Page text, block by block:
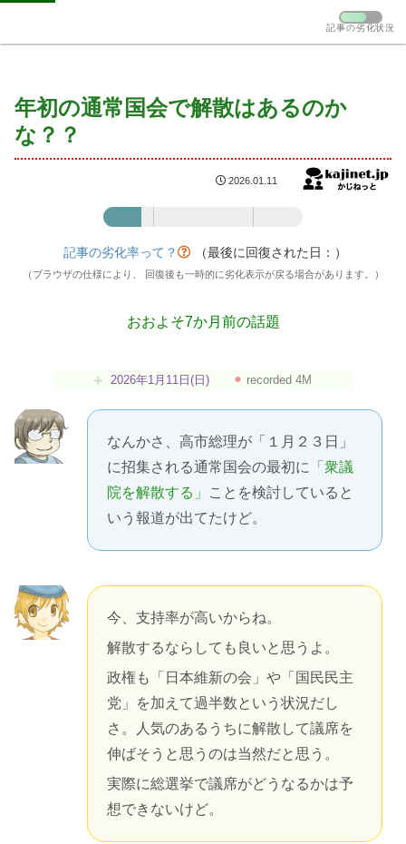
年初の通常国会で解散はあるのか
な？？
2026.01.11
記事の劣化率って？ （最後に回復された日： ）
（ブラウザの仕様により、 回復後も一時的に劣化表示が戻る場合があります。）
おおよそ7か月前の話題
2026年1月11日(日)⚫︎ recorded 4M
なんかさ、高市総理が「１月２３日」
に招集される通常国会の最初に
「衆議
院を解散する」
ことを検討していると
いう報道が出てたけど。
今、支持率が高いからね。
解散するならしても良いと思うよ。
政権も「日本維新の会」や「国民民主
党」を加えて過半数という状況だし
さ。人気のあるうちに解散して議席を
伸ばそうと思うのは当然だと思う。
実際に総選挙で議席がどうなるかは予
想できないけど。
記事の劣化状況